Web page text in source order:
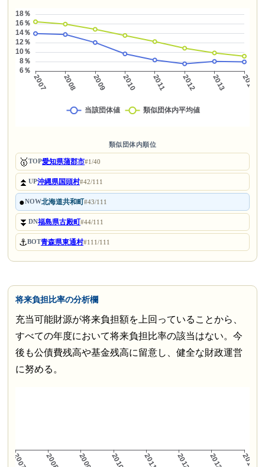
類似団体内順位
🥇TOP愛知県蒲郡市#1/40
⏫UP沖縄県国頭村#42/111
●NOW北海道共和町#43/111
⏬DN福島県古殿町#44/111
⚓BOT青森県東通村#111/111
将来負担比率の分析欄
充当可能財源が将来負担額を上回っていることから、
すべての年度において将来負担比率の該当はない。今
後も公債費残高や基金残高に留意し、健全な財政運営
に努める。